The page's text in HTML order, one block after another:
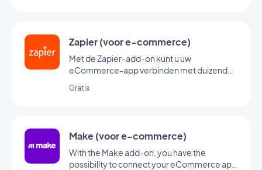
Zapier (voor e-commerce)
Met de Zapier-add-on kunt u uw
eCommerce-app verbinden met duizenden
add-on om automatiseringen op te zetten
Gratis
Make (voor e-commerce)
With the Make add-on, you have the
possibility to connect your eCommerce app